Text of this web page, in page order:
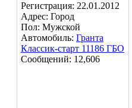
Регистрация: 22.01.2012
Адрес: Город
Пол: Мужской
Автомобиль: Гранта
Классик-старт 11186 ГБО
Сообщений: 12,606